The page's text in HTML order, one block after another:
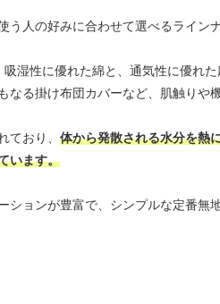
う人の好みに合わせて選べるライン
湿性に優れた綿と、通気性に優れ
なる掛け布団カバーなど、肌触りや
ており、 体から発散される水分を熱
います。
ションが豊富で、シンプルな定番無